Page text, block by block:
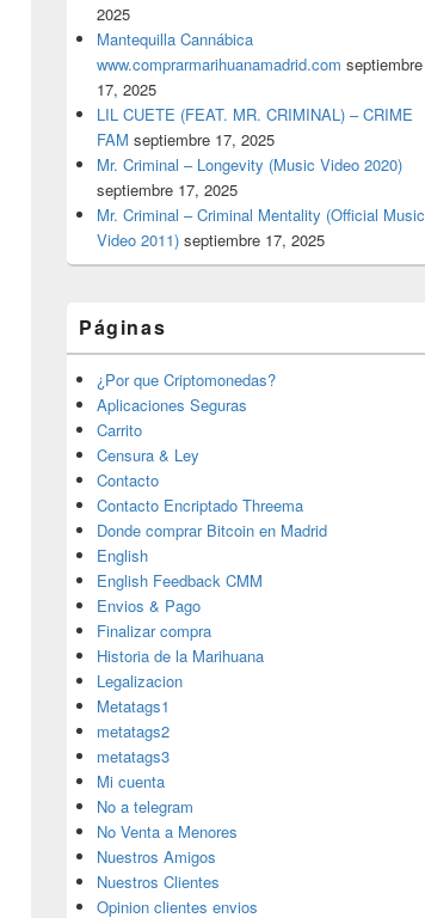
2025
Mantequilla Cannábica
www.comprarmarihuanamadrid.com septiembre
17, 2025
LIL CUETE (FEAT. MR. CRIMINAL) – CRIME
FAM septiembre 17, 2025
Mr. Criminal – Longevity (Music Video 2020)
septiembre 17, 2025
Mr. Criminal – Criminal Mentality (Official Music
Video 2011) septiembre 17, 2025
Páginas
¿Por que Criptomonedas?
Aplicaciones Seguras
Carrito
Censura & Ley
Contacto
Contacto Encriptado Threema
Donde comprar Bitcoin en Madrid
English
English Feedback CMM
Envios & Pago
Finalizar compra
Historia de la Marihuana
Legalizacion
Metatags1
metatags2
metatags3
Mi cuenta
No a telegram
No Venta a Menores
Nuestros Amigos
Nuestros Clientes
Opinion clientes envios